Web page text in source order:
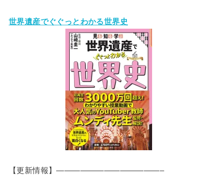
世界遺産でぐぐっとわかる世界史
【更新情報】—————————————–